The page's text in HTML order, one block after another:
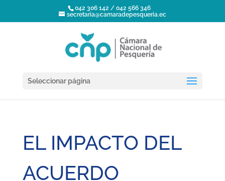
042 306 142 / 042 566 346
secretaria@camaradepesqueria.ec
Seleccionar página
EL IMPACTO DEL
ACUERDO